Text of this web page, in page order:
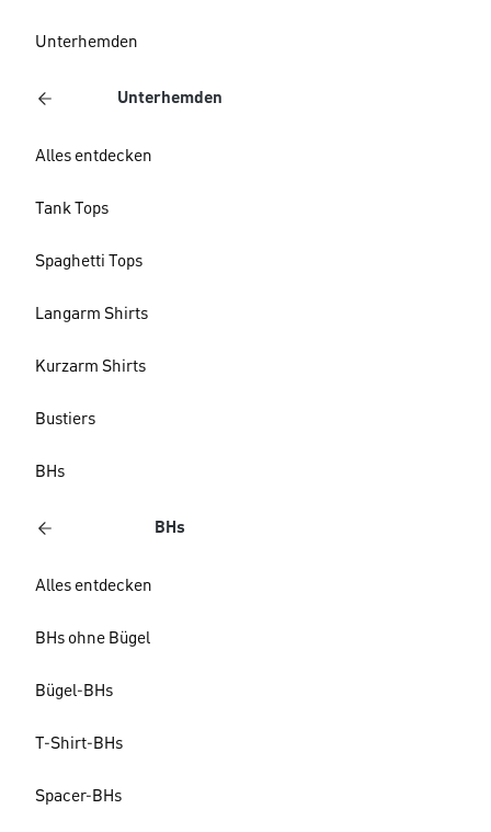
Unterhemden
Unterhemden
Alles entdecken
Tank Tops
Spaghetti Tops
Langarm Shirts
Kurzarm Shirts
Bustiers
BHs
BHs
Alles entdecken
BHs ohne Bügel
Bügel-BHs
T-Shirt-BHs
Spacer-BHs